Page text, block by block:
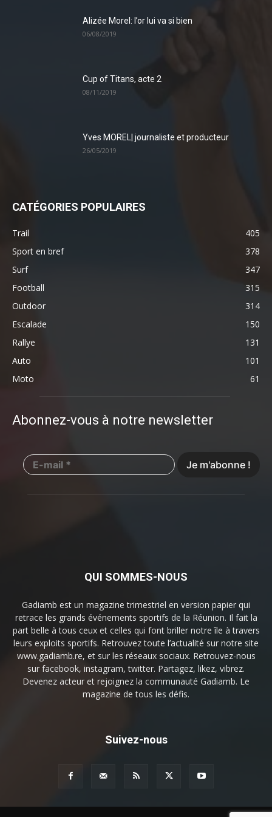
Alizée Morel: l’or lui va si bien
06/08/2019
Cup of Titans, acte 2
08/11/2019
Yves MOREL| journaliste et producteur
26/05/2019
CATÉGORIES POPULAIRES
Trail
405
Sport en bref
378
Surf
347
Football
315
Outdoor
314
Escalade
150
Rallye
131
Auto
101
Moto
61
Abonnez-vous à notre newsletter
QUI SOMMES-NOUS
Gadiamb est un magazine trimestriel en version papier qui
retrace les grands événements sportifs de la Réunion. Il fait la
part belle à tous ceux et celles qui font briller notre île à travers
leurs exploits sportifs. Retrouvez toute l’actualité sur notre site
www.gadiamb.re, et sur les réseaux sociaux. Retrouvez-nous
sur facebook, instagram, twitter. Partagez, likez, vibrez.
Devenez acteur et rejoignez la communauté Gadiamb. Le
magazine de tous les défis.
Suivez-nous